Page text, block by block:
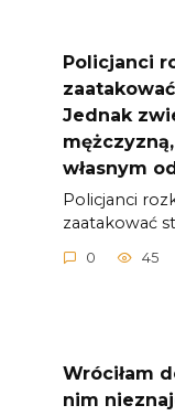
Policjanci
Jednak
własnym
Policjanci
zaatakować
0 45
Wróciłam
nim